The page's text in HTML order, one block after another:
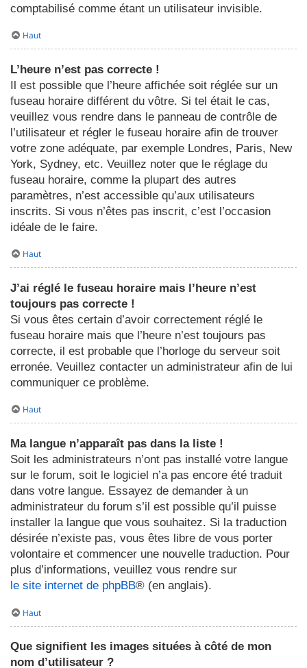
comptabilisé comme étant un utilisateur invisible.
Haut
L’heure n’est pas correcte !
Il est possible que l’heure affichée soit réglée sur un
fuseau horaire différent du vôtre. Si tel était le cas,
veuillez vous rendre dans le panneau de contrôle de
l’utilisateur et régler le fuseau horaire afin de trouver
votre zone adéquate, par exemple Londres, Paris, New
York, Sydney, etc. Veuillez noter que le réglage du
fuseau horaire, comme la plupart des autres
paramètres, n’est accessible qu’aux utilisateurs
inscrits. Si vous n’êtes pas inscrit, c’est l’occasion
idéale de le faire.
Haut
J’ai réglé le fuseau horaire mais l’heure n’est
toujours pas correcte !
Si vous êtes certain d’avoir correctement réglé le
fuseau horaire mais que l’heure n’est toujours pas
correcte, il est probable que l’horloge du serveur soit
erronée. Veuillez contacter un administrateur afin de lui
communiquer ce problème.
Haut
Ma langue n’apparaît pas dans la liste !
Soit les administrateurs n’ont pas installé votre langue
sur le forum, soit le logiciel n’a pas encore été traduit
dans votre langue. Essayez de demander à un
administrateur du forum s’il est possible qu’il puisse
installer la langue que vous souhaitez. Si la traduction
désirée n’existe pas, vous êtes libre de vous porter
volontaire et commencer une nouvelle traduction. Pour
plus d’informations, veuillez vous rendre sur
le site internet de phpBB® (en anglais).
Haut
Que signifient les images situées à côté de mon
nom d’utilisateur ?